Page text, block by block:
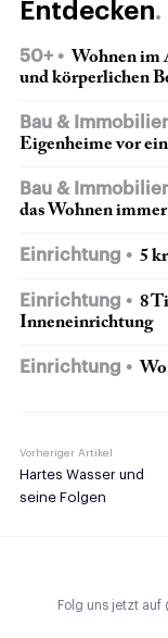
Entdecken
50+
Wohnen im
und körperlichen
Bau &
Eigenheime vor
Bau &
das Wohnen
Einrichtung 5
Einrichtung
8
Inneneinrichtung
Einrichtung
Vorheriger Artikel
Hartes Wasser und
seine Folgen
Folg uns jetzt auf